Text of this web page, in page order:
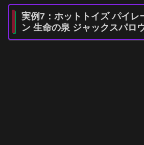
実例7：ホットトイズ パイレ
ン 生命の泉 ジャックスパロ